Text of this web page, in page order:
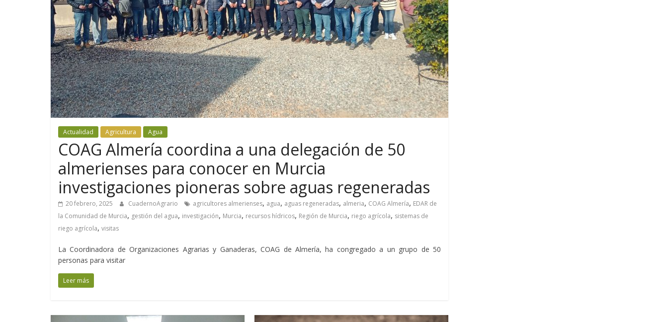
Actualidad Agricultura Agua
COAG Almería coordina a una delegación de 50
almerienses para conocer en Murcia
investigaciones pioneras sobre aguas regeneradas
20 febrero, 2025 CuadernoAgrario agricultores almerienses, agua, aguas regeneradas, almeria, COAG Almería, EDAR de
la Comunidad de Murcia, gestión del agua, investigación, Murcia, recursos hídricos, Región de Murcia, riego agrícola, sistemas de
riego agrícola, visitas
La Coordinadora de Organizaciones Agrarias y Ganaderas, COAG de Almería, ha congregado a un grupo de 50
personas para visitar
Leer más